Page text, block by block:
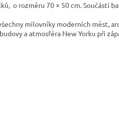
o rozměru 70 × 50 cm. Součástí
milovníky moderních měst,
a atmosféra New Yorku při